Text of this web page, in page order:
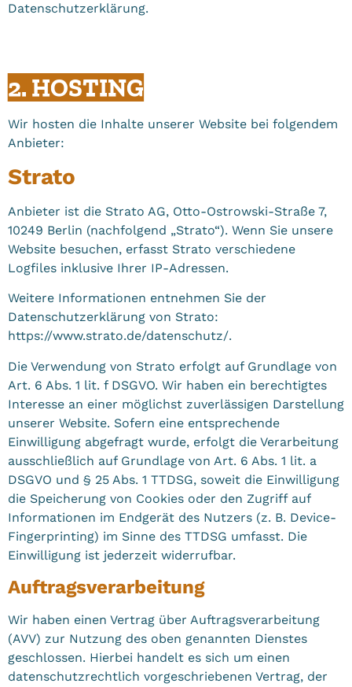
Datenschutzerklärung.
2. HOSTING
Wir hosten die Inhalte unserer Website bei folgendem
Anbieter:
Strato
Anbieter ist die Strato AG, Otto-Ostrowski-Straße 7,
10249 Berlin (nachfolgend „Strato“). Wenn Sie unsere
Website besuchen, erfasst Strato verschiedene
Logfiles inklusive Ihrer IP-Adressen.
Weitere Informationen entnehmen Sie der
Datenschutzerklärung von Strato:
https://www.strato.de/datenschutz/.
Die Verwendung von Strato erfolgt auf Grundlage von
Art. 6 Abs. 1 lit. f DSGVO. Wir haben ein berechtigtes
Interesse an einer möglichst zuverlässigen Darstellung
unserer Website. Sofern eine entsprechende
Einwilligung abgefragt wurde, erfolgt die Verarbeitung
ausschließlich auf Grundlage von Art. 6 Abs. 1 lit. a
DSGVO und § 25 Abs. 1 TTDSG, soweit die Einwilligung
die Speicherung von Cookies oder den Zugriff auf
Informationen im Endgerät des Nutzers (z. B. Device-
Fingerprinting) im Sinne des TTDSG umfasst. Die
Einwilligung ist jederzeit widerrufbar.
Auftragsverarbeitung
Wir haben einen Vertrag über Auftragsverarbeitung
(AVV) zur Nutzung des oben genannten Dienstes
geschlossen. Hierbei handelt es sich um einen
datenschutzrechtlich vorgeschriebenen Vertrag, der